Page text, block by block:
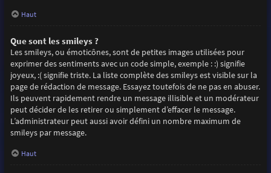
Haut
Que sont les smileys ?
Les smileys, ou émoticônes, sont de petites images utilisées pour
exprimer des sentiments avec un code simple, exemple : :) signifie
joyeux, :( signifie triste. La liste complète des smileys est visible sur la
page de rédaction de message. Essayez toutefois de ne pas en abuser.
Ils peuvent rapidement rendre un message illisible et un modérateur
peut décider de les retirer ou simplement d’effacer le message.
L’administrateur peut aussi avoir défini un nombre maximum de
smileys par message.
Haut